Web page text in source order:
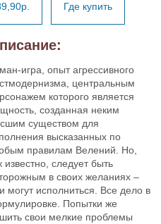
Где купить
игра, опыт агрессивного
центральным
которого является
созданная неким
существом для
высказанных по
правилам Велений. Но,
известно, следует быть
в своих желаниях –
могут исполниться. Все дело в
Попытки же
свои мелкие проблемы